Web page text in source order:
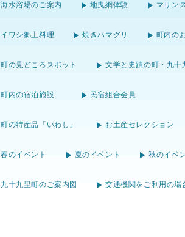
海水浴場のご案内 地曳網体験 マリン
イワシ郷土料理 焼きハマグリ 町内の
町の見どころスポット 文学と史蹟の町・九十
町内の宿泊施設 民宿組合会員
町の特産品「いわし」 お土産セレクション
春のイベント 夏のイベント 秋のイベ
九十九里町のご案内図 交通機関をご利用の場